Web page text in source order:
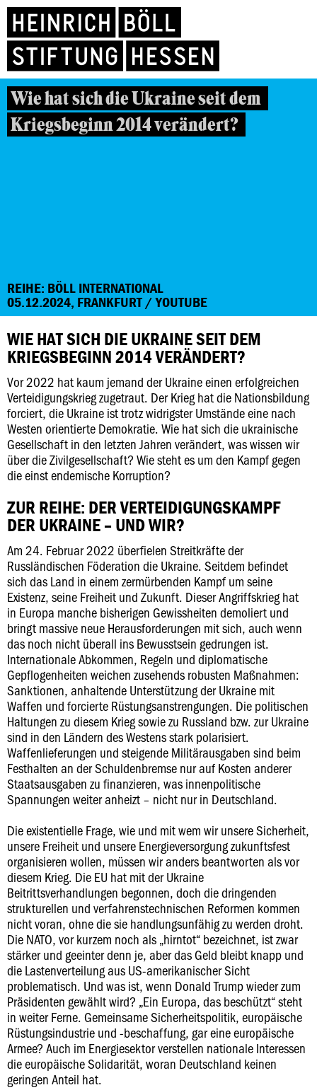
Wie hat sich die Ukraine seit dem
Kriegsbeginn 2014 verändert?
REIHE: BÖLL INTERNATIONAL
05.12.2024, FRANKFURT / YOUTUBE
WIE HAT SICH DIE UKRAINE SEIT DEM
KRIEGSBEGINN 2014 VERÄNDERT?
Vor 2022 hat kaum jemand der Ukraine einen erfolgreichen
Verteidigungskrieg zugetraut. Der Krieg hat die Nationsbildung
forciert, die Ukraine ist trotz widrigster Umstände eine nach
Westen orientierte Demokratie. Wie hat sich die ukrainische
Gesellschaft in den letzten Jahren verändert, was wissen wir
über die Zivilgesellschaft? Wie steht es um den Kampf gegen
die einst endemische Korruption?
ZUR REIHE: DER VERTEIDIGUNGSKAMPF
DER UKRAINE – UND WIR?
Am 24. Februar 2022 überfielen Streitkräfte der
Russländischen Föderation die Ukraine. Seitdem befindet
sich das Land in einem zermürbenden Kampf um seine
Existenz, seine Freiheit und Zukunft. Dieser Angriffskrieg hat
in Europa manche bisherigen Gewissheiten demoliert und
bringt massive neue Herausforderungen mit sich, auch wenn
das noch nicht überall ins Bewusstsein gedrungen ist.
Internationale Abkommen, Regeln und diplomatische
Gepflogenheiten weichen zusehends robusten Maßnahmen:
Sanktionen, anhaltende Unterstützung der Ukraine mit
Waffen und forcierte Rüstungsanstrengungen. Die politischen
Haltungen zu diesem Krieg sowie zu Russland bzw. zur Ukraine
sind in den Ländern des Westens stark polarisiert.
Waffenlieferungen und steigende Militärausgaben sind beim
Festhalten an der Schuldenbremse nur auf Kosten anderer
Staatsausgaben zu finanzieren, was innenpolitische
Spannungen weiter anheizt – nicht nur in Deutschland.
Die existentielle Frage, wie und mit wem wir unsere Sicherheit,
unsere Freiheit und unsere Energieversorgung zukunftsfest
organisieren wollen, müssen wir anders beantworten als vor
diesem Krieg. Die EU hat mit der Ukraine
Beitrittsverhandlungen begonnen, doch die dringenden
strukturellen und verfahrenstechnischen Reformen kommen
nicht voran, ohne die sie handlungsunfähig zu werden droht.
Die NATO, vor kurzem noch als „hirntot“ bezeichnet, ist zwar
stärker und geeinter denn je, aber das Geld bleibt knapp und
die Lastenverteilung aus US-amerikanischer Sicht
problematisch. Und was ist, wenn Donald Trump wieder zum
Präsidenten gewählt wird? „Ein Europa, das beschützt“ steht
in weiter Ferne. Gemeinsame Sicherheitspolitik, europäische
Rüstungsindustrie und -beschaffung, gar eine europäische
Armee? Auch im Energiesektor verstellen nationale Interessen
die europäische Solidarität, woran Deutschland keinen
geringen Anteil hat.